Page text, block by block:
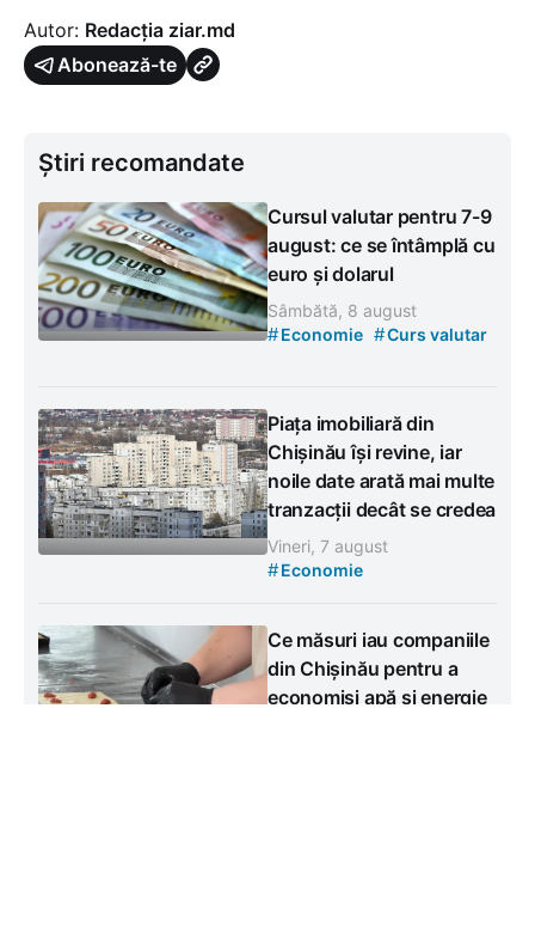
Autor: Redacția ziar.md
Abonează-te
Știri recomandate
Cursul valutar pentru 7-9
august: ce se întâmplă cu
euro și dolarul
Sâmbătă, 8 august
#Economie #Curs valutar
Piața imobiliară din
Chișinău își revine, iar
noile date arată mai multe
tranzacții decât se credea
Vineri, 7 august
#Economie
Ce măsuri iau companiile
din Chișinău pentru a
economisi apă și energie